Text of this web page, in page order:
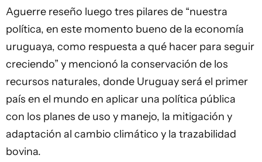
Aguerre reseño luego tres pilares de “nuestra
política, en este momento bueno de la economía
uruguaya, como respuesta a qué hacer para seguir
creciendo” y mencionó la conservación de los
recursos naturales, donde Uruguay será el primer
país en el mundo en aplicar una política pública
con los planes de uso y manejo, la mitigación y
adaptación al cambio climático y la trazabilidad
bovina.